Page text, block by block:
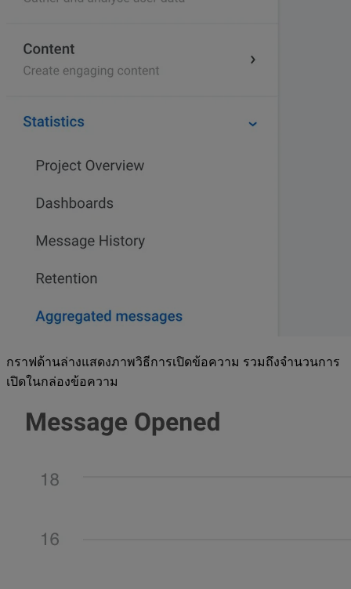
กราฟด้านล่างแสดงภาพวิธีการเปิดข้อความ รวมถึงจำนวนการ
เปิดในกล่องข้อความ